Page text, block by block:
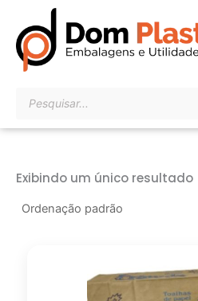
para
conteúdo
produtos
Exibindo um único resultado